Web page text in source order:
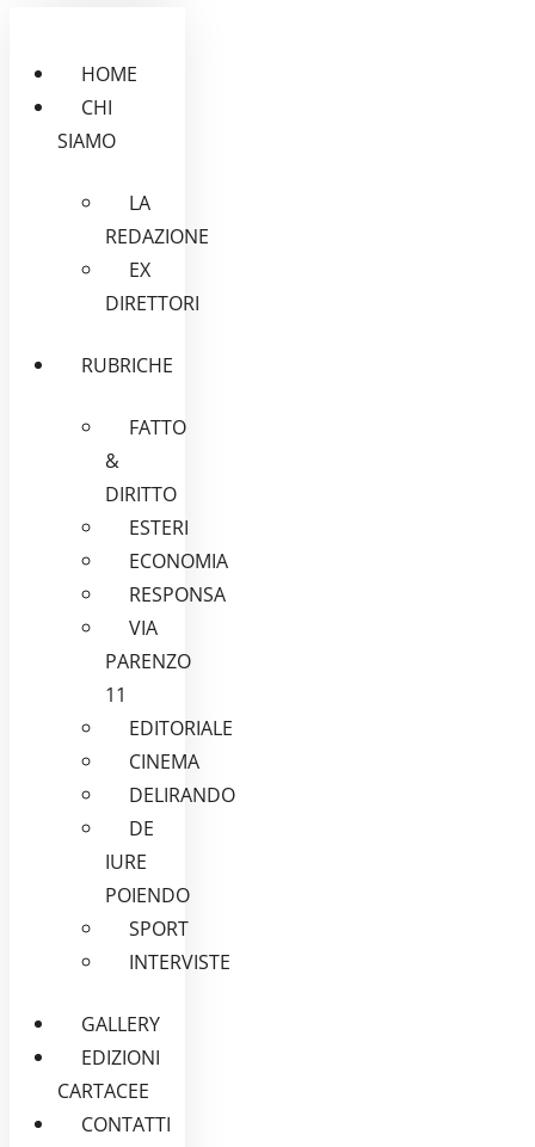
HOME
CHI
SIAMO
LA
REDAZIONE
EX
DIRETTORI
RUBRICHE
FATTO
&
DIRITTO
ESTERI
ECONOMIA
RESPONSA
VIA
PARENZO
11
EDITORIALE
CINEMA
DELIRANDO
DE
IURE
POIENDO
SPORT
INTERVISTE
GALLERY
EDIZIONI
CARTACEE
CONTATTI